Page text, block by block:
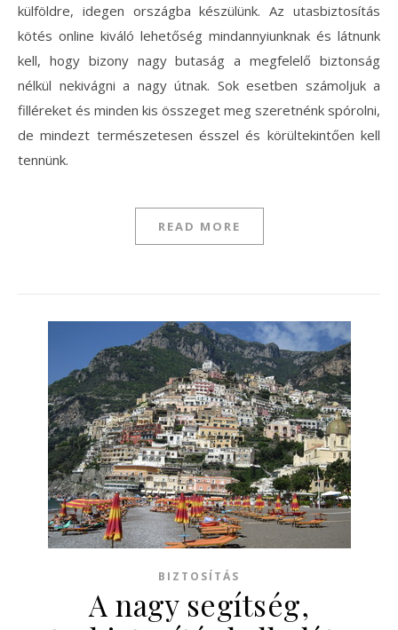
külföldre, idegen országba készülünk. Az utasbiztosítás
kötés online kiváló lehetőség mindannyiunknak és látnunk
kell, hogy bizony nagy butaság a megfelelő biztonság
nélkül nekivágni a nagy útnak. Sok esetben számoljuk a
filléreket és minden kis összeget meg szeretnénk spórolni,
de mindezt természetesen ésszel és körültekintően kell
tennünk.
READ MORE
BIZTOSÍTÁS
A nagy segítség,